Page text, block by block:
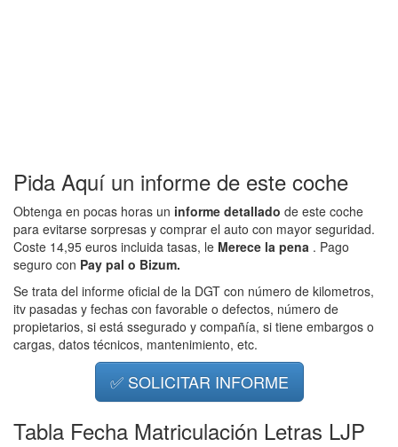
Pida Aquí un informe de este coche
Obtenga en pocas horas un informe detallado de este coche
para evitarse sorpresas y comprar el auto con mayor seguridad.
Coste 14,95 euros incluida tasas, le Merece la pena . Pago
seguro con Pay pal o Bizum.
Se trata del informe oficial de la DGT con número de kilometros,
itv pasadas y fechas con favorable o defectos, número de
propietarios, si está ssegurado y compañía, si tiene embargos o
cargas, datos técnicos, mantenimiento, etc.
✅ SOLICITAR INFORME
Tabla Fecha Matriculación Letras LJP